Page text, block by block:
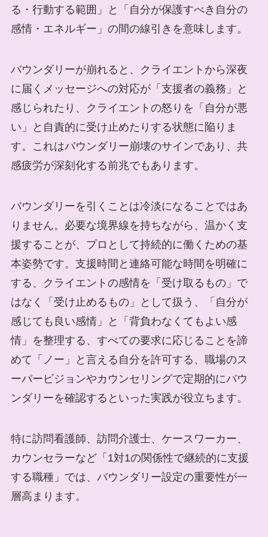
る・行動する範囲」と「自分が保護すべき自分の
感情・エネルギー」の間の線引きを意味します。
バウンダリーが崩れると、クライエントから深夜
に届くメッセージへの対応が「支援者の義務」と
感じられたり、クライエントの怒りを「自分が悪
い」と自責的に受け止めたりする状態に陥りま
す。これはバウンダリー崩壊のサインであり、共
感疲労が深刻化する前兆でもあります。
バウンダリーを引くことは冷淡になることではあ
りません。必要な境界線を持ちながら、温かく支
援することが、プロとして持続的に働くための基
本姿勢です。支援時間と連絡可能な時間を明確に
する、クライエントの感情を「受け取るもの」で
はなく「受け止めるもの」として扱う、「自分が
感じても良い感情」と「背負わなくてもよい感
情」を整理する、すべての要求に応じることを諦
めて「ノー」と言える自分を許可する、職場のス
ーパービジョンやカウンセリングで定期的にバウ
ンダリーを確認するといった実践が役立ちます。
特に訪問看護師、訪問介護士、ケースワーカー、
カウンセラーなど「1対1の関係性で継続的に支援
する職種」では、バウンダリー設定の重要性が一
層高まります。